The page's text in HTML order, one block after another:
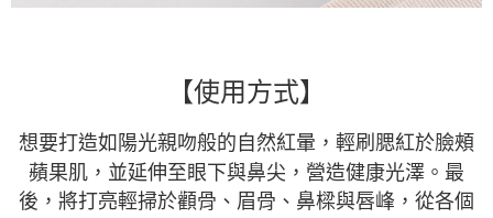
【使用方式】
想要打造如陽光親吻般的自然紅暈，輕刷腮紅於臉頰
蘋果肌，並延伸至眼下與鼻尖，營造健康光澤。最
後，將打亮輕掃於顴骨、眉骨、鼻樑與唇峰，從各個